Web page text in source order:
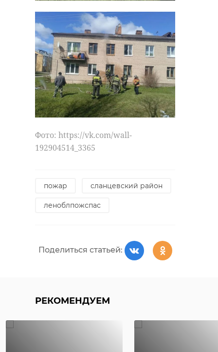
Фото: https://vk.com/wall-
192904514_3365
пожар сланцевский район
леноблпожспас
Поделиться статьей:
РЕКОМЕНДУЕМ
госэконадзор
Поделиться статьей:
РЕКОМЕНДУЕМ
отходов уста ...
Эконадзор